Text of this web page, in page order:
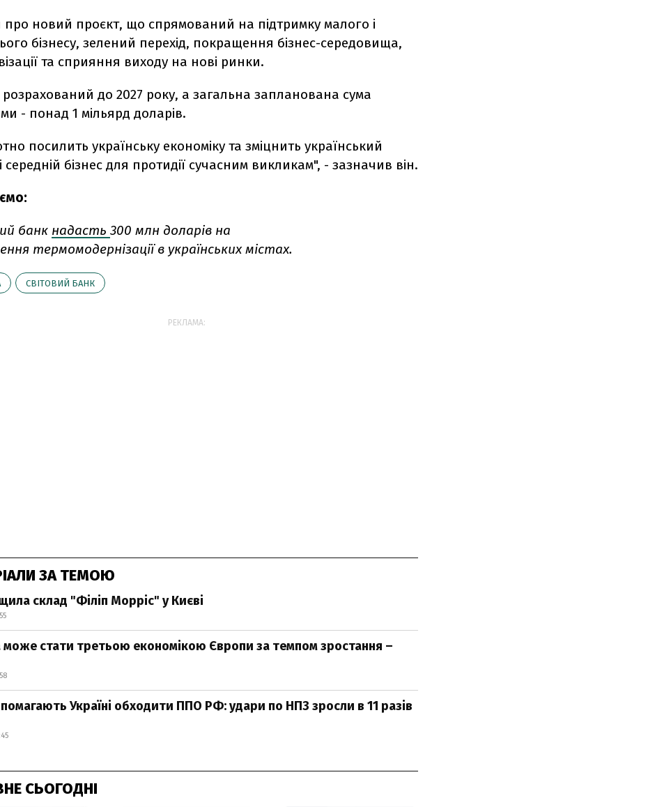
про новий проєкт, що спрямований на підтримку малого і
бізнесу, зелений перехід, покращення бізнес-середовища,
та сприяння виходу на нові ринки.
розрахований до 2027 року, а загальна запланована сума
- понад 1 мільярд доларів.
посилить українську економіку та зміцнить український
середній бізнес для протидії сучасним викликам", - зазначив він.
банк надасть 300 млн доларів на
термомодернізації в українських містах.
СВІТОВИЙ БАНК
РЕКЛАМА:
ЗА ТЕМОЮ
склад "Філіп Морріс" у Києві
може стати третьою економікою Європи за темпом зростання –
Україні обходити ППО РФ: удари по НПЗ зросли в 11 разів
СЬОГОДНІ